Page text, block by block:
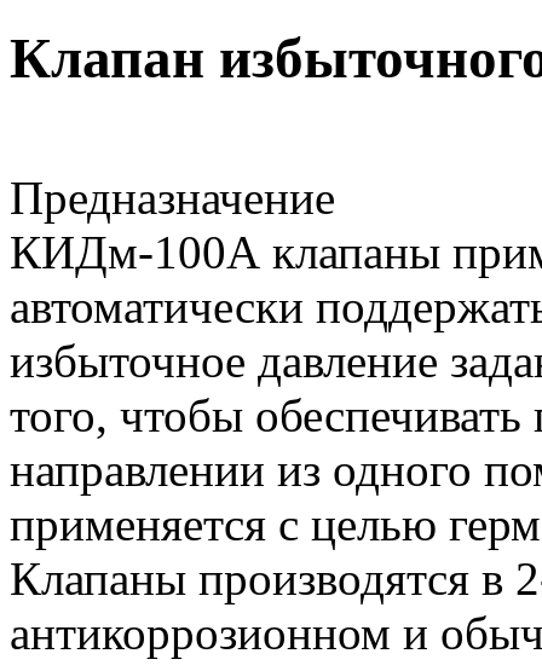
Клапан
Предназначение
КИДм-100А клапаны
автоматически
избыточное давление
того, чтобы
направлении из одного
применяется с целью
Клапаны производятся в
антикоррозионном и